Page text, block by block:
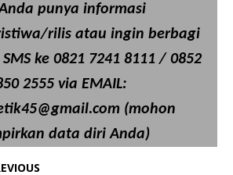
punya informasi
rilis atau ingin berbagi
ke 0821 7241 8111 / 0852
2555 via EMAIL:
(mohon
data diri Anda)